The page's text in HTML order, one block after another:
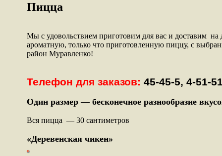
Пицца
Мы с удовольствием приготовим для вас и доставим
ароматную, только что приготовленную пиццу, с
район Муравленко!
Телефон для заказов: 45-45-5, 4-51-
Одинразмер— бесконечноеразнообразие
Вся пицца — 30 сантиметров
«Деревенская чикен»